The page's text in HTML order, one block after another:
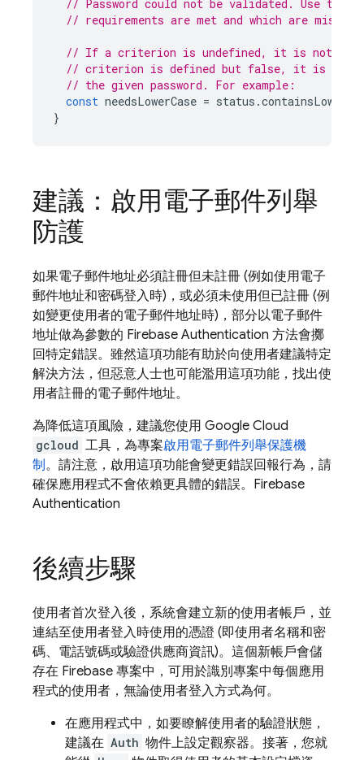
// Password could not be validated. Use the
// requirements are met and which are
// If a criterion is undefined, it is not
// criterion is defined but false, it is
// the given password. For example:
const needsLowerCase = status .
}
建議：啟用電子郵件列舉
防護
如果電子郵件地址必須註冊但未註冊 (例如使用電子
郵件地址和密碼登入時)，或必須未使用但已註冊 (例
如變更使用者的電子郵件地址時)，部分以電子郵件
地址做為參數的 Firebase Authentication 方法會擲
回特定錯誤。雖然這項功能有助於向使用者建議特定
解決方法，但惡意人士也可能濫用這項功能，找出使
用者註冊的電子郵件地址。
為降低這項風險，建議您使用 Google Cloud
gcloud 工具，為專案啟用電子郵件列舉保護機
制。請注意，啟用這項功能會變更錯誤回報行為，請
確保應用程式不會依賴更具體的錯誤。 Firebase
Authentication
後續步驟
使用者首次登入後，系統會建立新的使用者帳戶，並
連結至使用者登入時使用的憑證 (即使用者名稱和密
碼、電話號碼或驗證供應商資訊)。這個新帳戶會儲
存在 Firebase 專案中，可用於識別專案中每個應用
程式的使用者，無論使用者登入方式為何。
在應用程式中，如要瞭解使用者的驗證狀態，
建議在 Auth 物件上設定觀察器。接著，您就